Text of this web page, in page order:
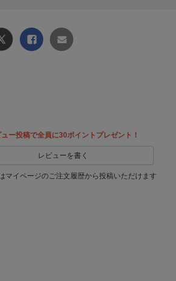
ュー投稿で全員に30ポイントプレゼント！
レビューを書く
マイページのご注文履歴から投稿いただけます